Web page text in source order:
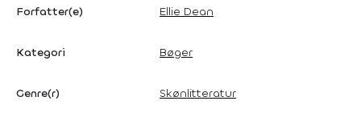
Forfatter(e) Ellie Dean
Kategori Bøger
Genre(r) Skønlitteratur